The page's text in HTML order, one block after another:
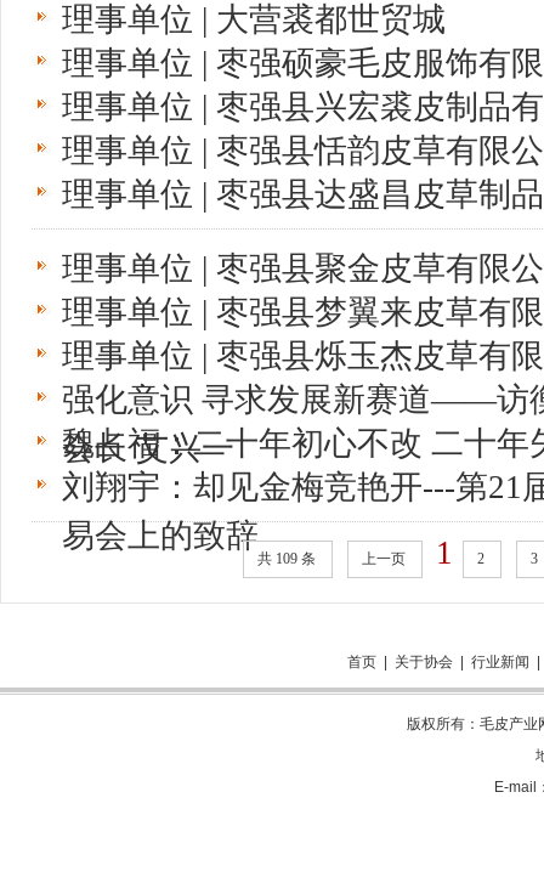
理事单位 | 大营裘都世贸城
理事单位 | 枣强硕豪毛皮服饰有
理事单位 | 枣强县兴宏裘皮制品
理事单位 | 枣强县恬韵皮草有限
理事单位 | 枣强县达盛昌皮草制
理事单位 | 枣强县聚金皮草有限
理事单位 | 枣强县梦翼来皮草有
理事单位 | 枣强县烁玉杰皮草有
强化意识 寻求发展新赛道——访
会长 艾兴一
魏占福：二十年初心不改 二十年
刘翔宇：却见金梅竞艳开---第21
易会上的致辞
共 109 条 上一页 1 2 3
首页 关于协会 行业新闻
版权所有：毛皮产
E-mail